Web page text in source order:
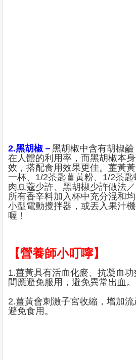
2.黑胡椒－ 黑胡椒中含有胡椒
在人體的利用率，而黑胡椒本
效，搭配食用效果更佳。薑黃
一杯、1/2茶匙薑黃粉、1/2茶匙
肉豆蔻少許、黑胡椒少許做法
所有香辛料加入杯中充分混和
小型電動攪拌器，或丟入果汁
喔！
【營養師小叮嚀】
1.薑黃具有活血化瘀、抗凝血
間應避免服用，避免異常出血。
2.薑黃會刺激子宮收縮，增加
避免食用。